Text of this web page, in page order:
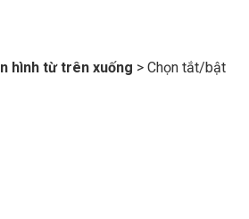
hình từ trên xuống > Chọn tắt/bật